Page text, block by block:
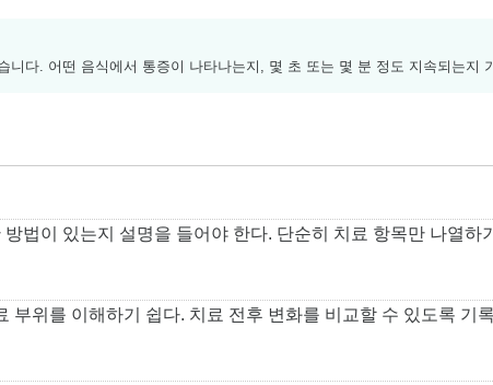
니다. 어떤 음식에서 통증이 나타나는지, 몇 초 또는 몇 분 정도 지속되는지
법이 있는지 설명을 들어야 한다. 단순히 치료 항목만 나열
부위를 이해하기 쉽다. 치료 전후 변화를 비교할 수 있도록 기